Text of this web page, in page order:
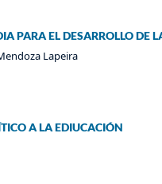
PARA EL DESARROLLO DE
Lapeira
A LA EDIUCACIÓN